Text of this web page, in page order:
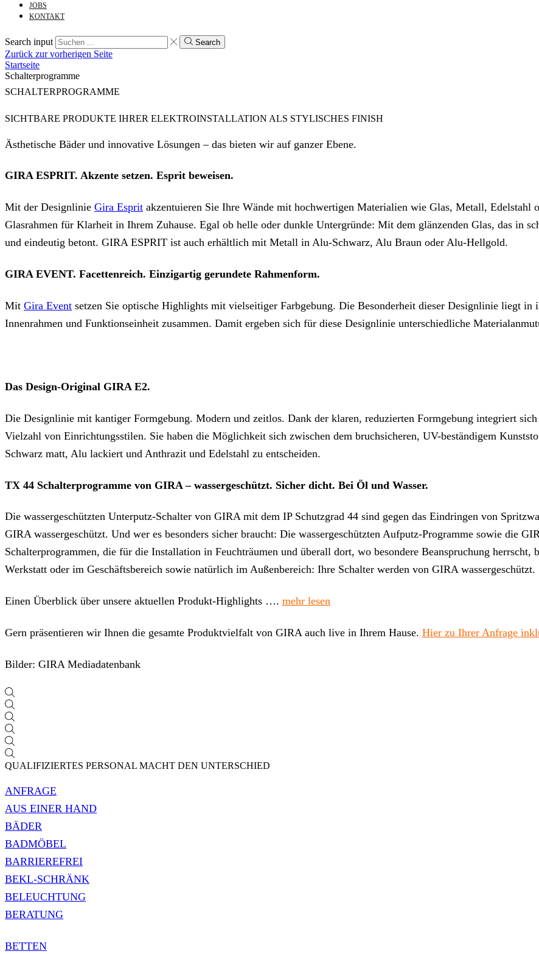
JOBS
KONTAKT
Search input Search
Zurück zur vorherigen Seite
Startseite
Schalterprogramme
SCHALTERPROGRAMME
SICHTBARE PRODUKTE IHRER ELEKTROINSTALLATION ALS STYLISCHES FINISH
Ästhetische Bäder und innovative Lösungen – das bieten wir auf ganzer Ebene.
GIRA ESPRIT. Akzente setzen. Esprit beweisen.
Mit der Designlinie Gira Esprit akzentuieren Sie Ihre Wände mit hochwertigen Materialien wie Glas, Metall,
Glasrahmen für Klarheit in Ihrem Zuhause. Egal ob helle oder dunkle Untergründe: Mit dem glänzenden Glas, das in
und eindeutig betont. GIRA ESPRIT ist auch erhältlich mit Metall in Alu-Schwarz, Alu Braun oder Alu-Hellgold.
GIRA EVENT. Facettenreich. Einzigartig gerundete Rahmenform.
Mit Gira Event setzen Sie optische Highlights mit vielseitiger Farbgebung. Die Besonderheit dieser Designlinie liegt in
Innenrahmen und Funktionseinheit zusammen. Damit ergeben sich für diese Designlinie unterschiedliche
Das Design-Original GIRA E2.
Die Designlinie mit kantiger Formgebung. Modern und zeitlos. Dank der klaren, reduzierten Formgebung integriert
Vielzahl von Einrichtungsstilen. Sie haben die Möglichkeit sich zwischen dem bruchsicheren, UV-beständigem
Schwarz matt, Alu lackiert und Anthrazit und Edelstahl zu entscheiden.
TX 44 Schalterprogramme von GIRA – wassergeschützt. Sicher dicht. Bei Öl und Wasser.
Die wassergeschützten Unterputz-Schalter von GIRA mit dem IP Schutzgrad 44 sind gegen das Eindringen von
GIRA wassergeschützt. Und wer es besonders sicher braucht: Die wassergeschützten Aufputz-Programme sowie die
Schalterprogrammen, die für die Installation in Feuchträumen und überall dort, wo besondere Beanspruchung herrscht,
Werkstatt oder im Geschäftsbereich sowie natürlich im Außenbereich: Ihre Schalter werden von GIRA wassergeschützt.
Einen Überblick über unsere aktuellen Produkt-Highlights …. mehr lesen
Gern präsentieren wir Ihnen die gesamte Produktvielfalt von GIRA auch live in Ihrem Hause. Hier zu Ihrer Anfrage
Bilder: GIRA Mediadatenbank
QUALIFIZIERTES PERSONAL MACHT DEN UNTERSCHIED
ANFRAGE
AUS EINER HAND
BÄDER
BADMÖBEL
BARRIEREFREI
BEKL-SCHRÄNK
BELEUCHTUNG
BERATUNG
BETTEN